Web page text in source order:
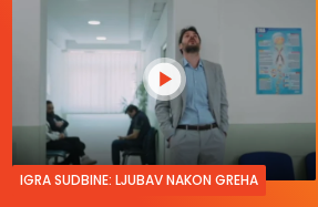
IGRA SUDBINE: LJUBAV NAKON GREHA